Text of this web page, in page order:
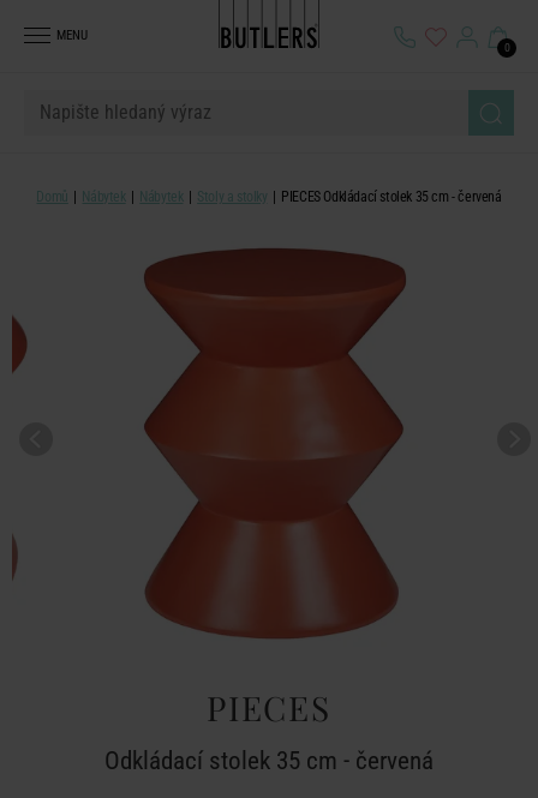
MENU
0
Domů Nábytek Nábytek Stoly a stolky PIECES Odkládací stolek 35 cm - červená
PIECES
Odkládací stolek 35 cm - červená